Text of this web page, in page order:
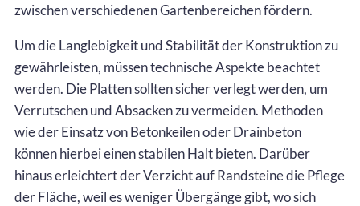
zwischen verschiedenen Gartenbereichen fördern.
Um die Langlebigkeit und Stabilität der Konstruktion zu
gewährleisten, müssen technische Aspekte beachtet
werden. Die Platten sollten sicher verlegt werden, um
Verrutschen und Absacken zu vermeiden. Methoden
wie der Einsatz von Betonkeilen oder Drainbeton
können hierbei einen stabilen Halt bieten. Darüber
hinaus erleichtert der Verzicht auf Randsteine die Pflege
der Fläche, weil es weniger Übergänge gibt, wo sich